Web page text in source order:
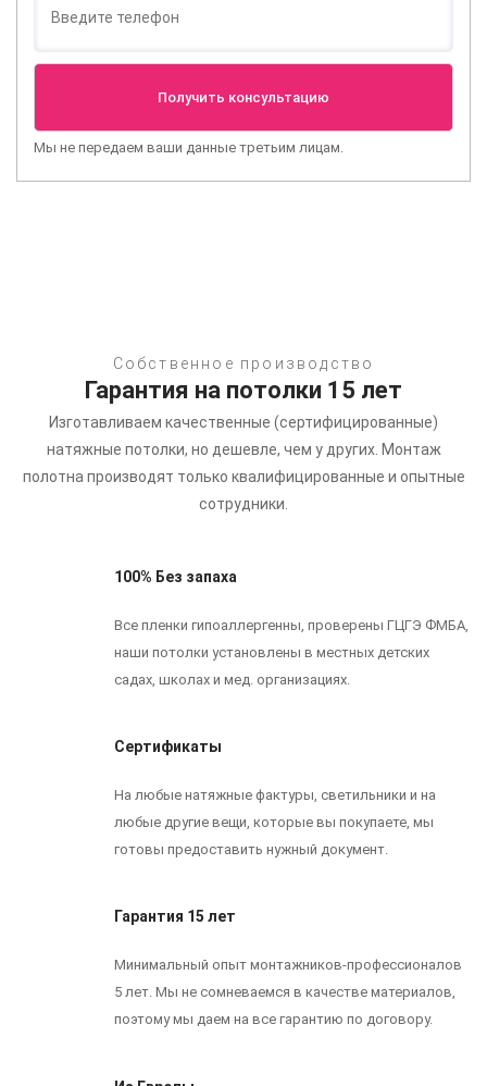
Мы не передаем ваши данные третьим лицам.
Собственное производство
Гарантия на потолки 15 лет
Изготавливаем качественные (сертифицированные)
натяжные потолки, но дешевле, чем у других. Монтаж
полотна производят только квалифицированные и опытные
сотрудники.
100% Без запаха
Все пленки гипоаллергенны, проверены ГЦГЭ ФМБА,
наши потолки установлены в местных детских
садах, школах и мед. организациях.
Сертификаты
На любые натяжные фактуры, светильники и на
любые другие вещи, которые вы покупаете, мы
готовы предоставить нужный документ.
Гарантия 15 лет
Минимальный опыт монтажников-профессионалов
5 лет. Мы не сомневаемся в качестве материалов,
поэтому мы даем на все гарантию по договору.